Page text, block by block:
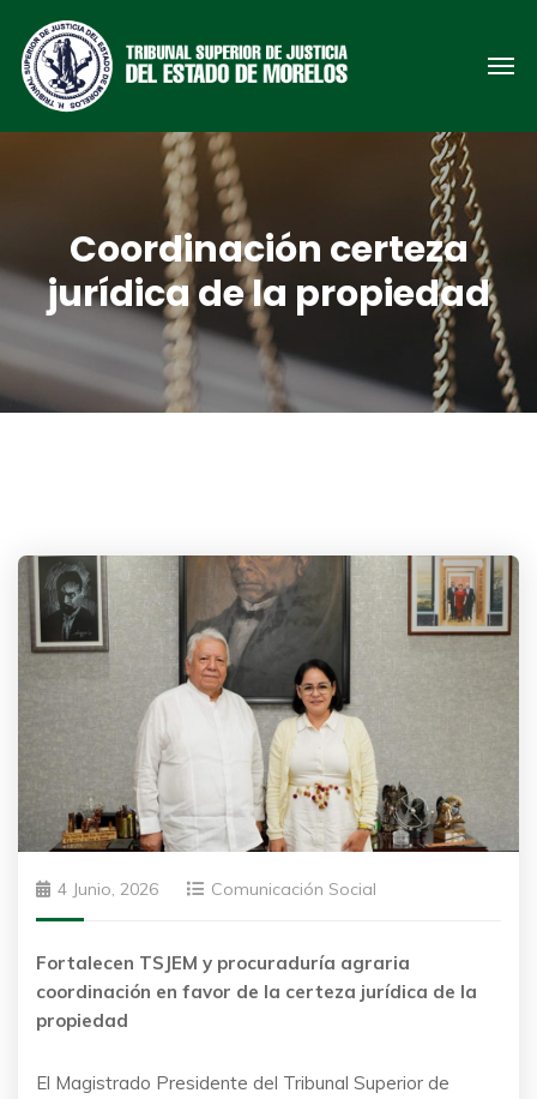
Coordinación certeza
jurídica de la propiedad
4 Junio, 2026 Comunicación Social
Fortalecen TSJEM y procuraduría agraria
coordinación en favor de la certeza jurídica de la
propiedad
El Magistrado Presidente del Tribunal Superior de